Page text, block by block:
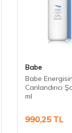
Babe
Babe
Canlandırıcı
ml
990,25 TL